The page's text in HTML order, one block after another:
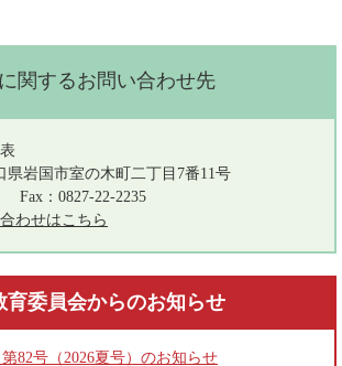
関するお問い合わせ先
県岩国市室の木町二丁目7番11号
Fax：0827-22-2235
わせはこちら
育委員会からのお知らせ
82号（2026夏号）のお知らせ